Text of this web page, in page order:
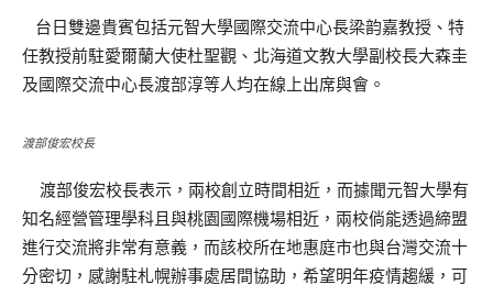
台日雙邊貴賓包括元智大學國際交流中心長梁韵嘉教授、特
任教授前駐愛爾蘭大使杜聖觀、北海道文教大學副校長大森圭
及國際交流中心長渡部淳等人均在線上出席與會。
渡部俊宏校長
渡部俊宏校長表示，兩校創立時間相近，而據聞元智大學有
知名經營管理學科且與桃園國際機場相近，兩校倘能透過締盟
進行交流將非常有意義，而該校所在地惠庭市也與台灣交流十
分密切，感謝駐札幌辦事處居間協助，希望明年疫情趨緩，可